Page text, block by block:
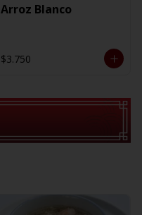
Arroz Blanco
$3.750